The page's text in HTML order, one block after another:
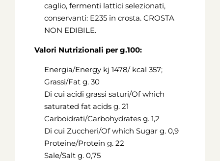
caglio, fermenti lattici selezionati,
conservanti: E235 in crosta. CROSTA
NON EDIBILE.
Valori Nutrizionali per g.100:
Energia/Energy kj 1478/ kcal 357;
Grassi/Fat g. 30
Di cui acidi grassi saturi/Of which
saturated fat acids g. 21
Carboidrati/Carbohydrates g. 1,2
Di cui Zuccheri/Of which Sugar g. 0,9
Proteine/Protein g. 22
Sale/Salt g. 0,75